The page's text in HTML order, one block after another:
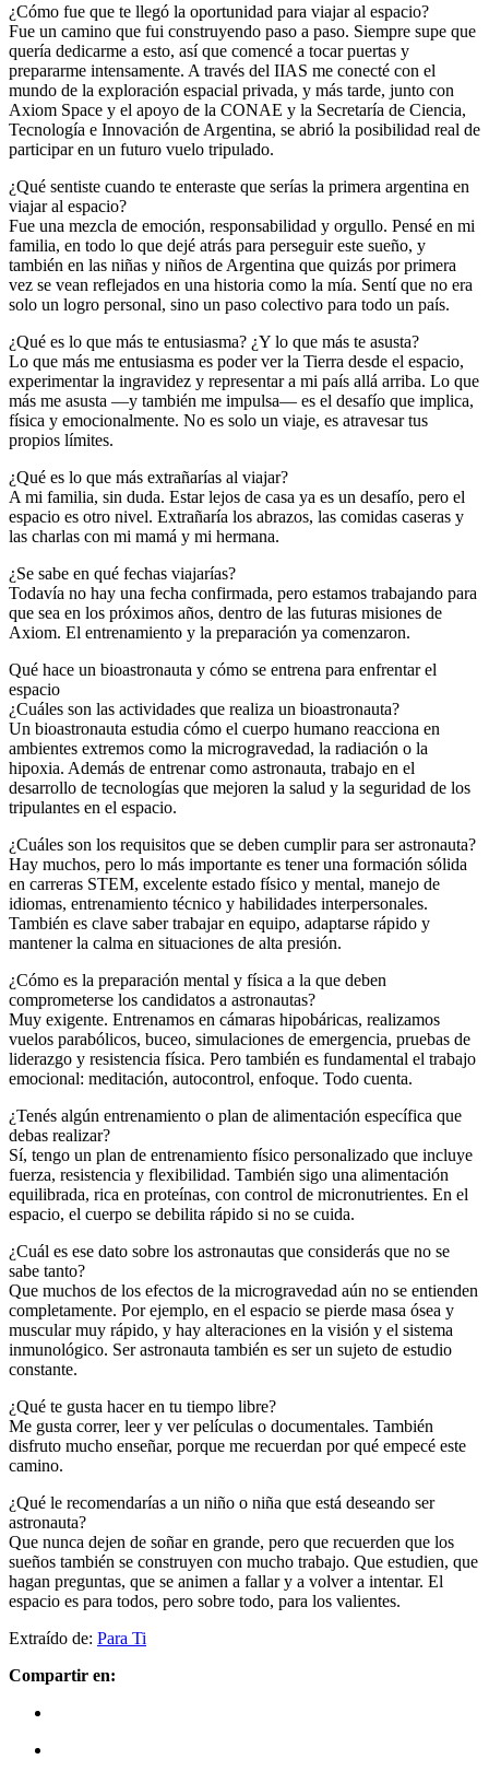
¿Cómo fue que te llegó la oportunidad para viajar al espacio?
Fue un camino que fui construyendo paso a paso. Siempre supe que
quería dedicarme a esto, así que comencé a tocar puertas y
prepararme intensamente. A través del IIAS me conecté con el
mundo de la exploración espacial privada, y más tarde, junto con
Axiom Space y el apoyo de la CONAE y la Secretaría de Ciencia,
Tecnología e Innovación de Argentina, se abrió la posibilidad real de
participar en un futuro vuelo tripulado.
¿Qué sentiste cuando te enteraste que serías la primera argentina en
viajar al espacio?
Fue una mezcla de emoción, responsabilidad y orgullo. Pensé en mi
familia, en todo lo que dejé atrás para perseguir este sueño, y
también en las niñas y niños de Argentina que quizás por primera
vez se vean reflejados en una historia como la mía. Sentí que no era
solo un logro personal, sino un paso colectivo para todo un país.
¿Qué es lo que más te entusiasma? ¿Y lo que más te asusta?
Lo que más me entusiasma es poder ver la Tierra desde el espacio,
experimentar la ingravidez y representar a mi país allá arriba. Lo que
más me asusta —y también me impulsa— es el desafío que implica,
física y emocionalmente. No es solo un viaje, es atravesar tus
propios límites.
¿Qué es lo que más extrañarías al viajar?
A mi familia, sin duda. Estar lejos de casa ya es un desafío, pero el
espacio es otro nivel. Extrañaría los abrazos, las comidas caseras y
las charlas con mi mamá y mi hermana.
¿Se sabe en qué fechas viajarías?
Todavía no hay una fecha confirmada, pero estamos trabajando para
que sea en los próximos años, dentro de las futuras misiones de
Axiom. El entrenamiento y la preparación ya comenzaron.
Qué hace un bioastronauta y cómo se entrena para enfrentar el
espacio
¿Cuáles son las actividades que realiza un bioastronauta?
Un bioastronauta estudia cómo el cuerpo humano reacciona en
ambientes extremos como la microgravedad, la radiación o la
hipoxia. Además de entrenar como astronauta, trabajo en el
desarrollo de tecnologías que mejoren la salud y la seguridad de los
tripulantes en el espacio.
¿Cuáles son los requisitos que se deben cumplir para ser astronauta?
Hay muchos, pero lo más importante es tener una formación sólida
en carreras STEM, excelente estado físico y mental, manejo de
idiomas, entrenamiento técnico y habilidades interpersonales.
También es clave saber trabajar en equipo, adaptarse rápido y
mantener la calma en situaciones de alta presión.
¿Cómo es la preparación mental y física a la que deben
comprometerse los candidatos a astronautas?
Muy exigente. Entrenamos en cámaras hipobáricas, realizamos
vuelos parabólicos, buceo, simulaciones de emergencia, pruebas de
liderazgo y resistencia física. Pero también es fundamental el trabajo
emocional: meditación, autocontrol, enfoque. Todo cuenta.
¿Tenés algún entrenamiento o plan de alimentación específica que
debas realizar?
Sí, tengo un plan de entrenamiento físico personalizado que incluye
fuerza, resistencia y flexibilidad. También sigo una alimentación
equilibrada, rica en proteínas, con control de micronutrientes. En el
espacio, el cuerpo se debilita rápido si no se cuida.
¿Cuál es ese dato sobre los astronautas que considerás que no se
sabe tanto?
Que muchos de los efectos de la microgravedad aún no se entienden
completamente. Por ejemplo, en el espacio se pierde masa ósea y
muscular muy rápido, y hay alteraciones en la visión y el sistema
inmunológico. Ser astronauta también es ser un sujeto de estudio
constante.
¿Qué te gusta hacer en tu tiempo libre?
Me gusta correr, leer y ver películas o documentales. También
disfruto mucho enseñar, porque me recuerdan por qué empecé este
camino.
¿Qué le recomendarías a un niño o niña que está deseando ser
astronauta?
Que nunca dejen de soñar en grande, pero que recuerden que los
sueños también se construyen con mucho trabajo. Que estudien, que
hagan preguntas, que se animen a fallar y a volver a intentar. El
espacio es para todos, pero sobre todo, para los valientes.
Extraído de: Para Ti
Compartir en: